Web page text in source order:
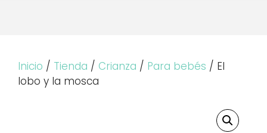
Inicio / Tienda / Crianza / Para bebés / El
lobo y la mosca